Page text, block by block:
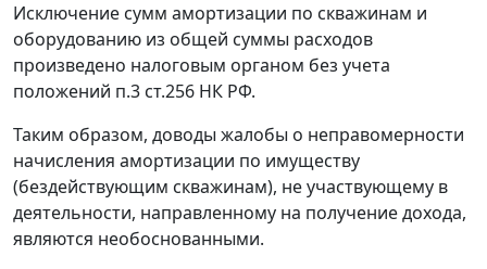
Исключение сумм амортизации по скважинам и
оборудованию из общей суммы расходов
произведено налоговым органом без учета
положений п.3 ст.256 НК РФ.
Таким образом, доводы жалобы о неправомерности
начисления амортизации по имуществу
(бездействующим скважинам), не участвующему в
деятельности, направленному на получение дохода,
являются необоснованными.